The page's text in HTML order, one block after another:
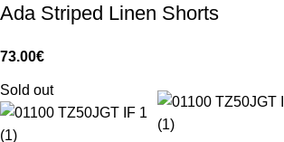
Ada Striped Linen Shorts
73.00€
Sold out